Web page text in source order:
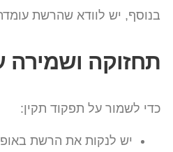
בנוסף, יש לוודא שהרשת
תחזוקה
כדי לשמור על תפקוד תקין:
יש לנקות את הרשת